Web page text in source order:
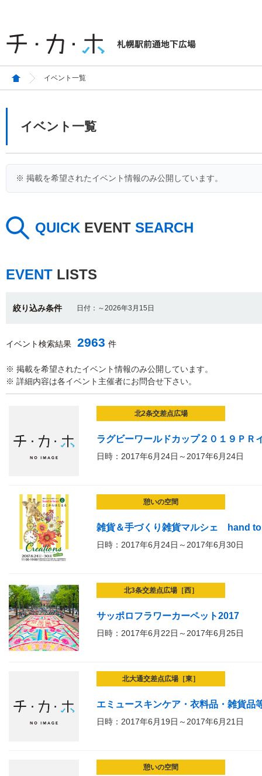
イベント一覧
イベント一覧
※ 掲載を希望されたイベント情報のみ公開しています。
QUICK EVENT SEARCH
EVENT LISTS
絞り込み条件 日付：～2026年3月15日
イベント検索結果 2963 件
※ 掲載を希望されたイベント情報のみ公開しています。
※ 詳細内容は各イベント主催者にお問合せ下さい。
北2条交差点広場
ラグビーワールドカップ２０１９ＰＲ
日時：2017年6月24日～2017年6月24日
憩いの空間
雑貨＆手づくり雑貨マルシェ hand
日時：2017年6月24日～2017年6月30日
北3条交差点広場［西］
サッポロフラワーカーペット2017
日時：2017年6月22日～2017年6月25日
北大通交差点広場［東］
エミュースキンケア・衣料品・雑貨品
日時：2017年6月19日～2017年6月21日
憩いの空間